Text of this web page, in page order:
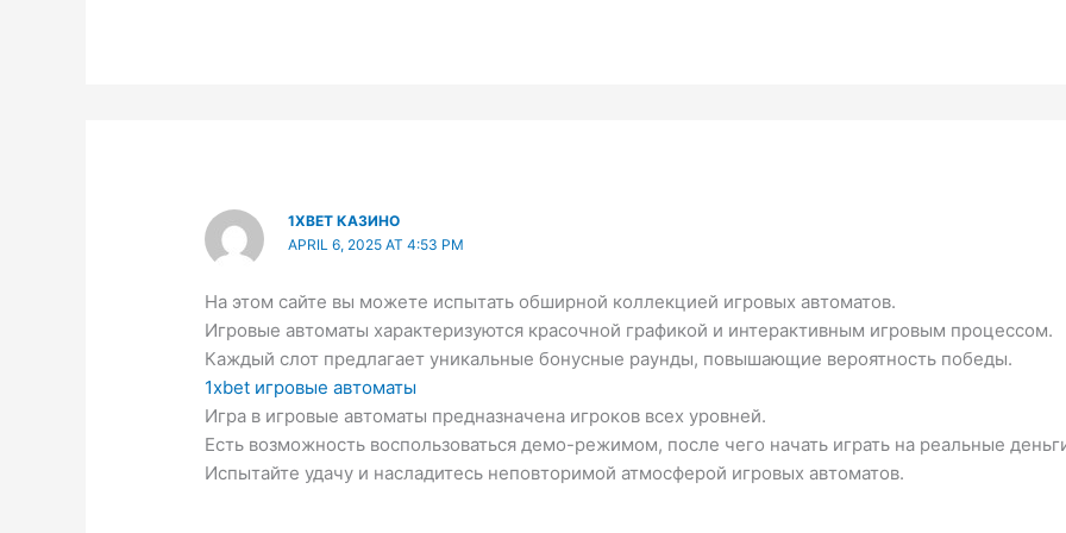
1XBET КАЗИНО
APRIL 6, 2025 AT 4:53 PM
На этом сайте вы можете испытать обширной коллекцией игровых автоматов.
Игровые автоматы характеризуются красочной графикой и интерактивным игровым процессом.
Каждый слот предлагает уникальные бонусные раунды, повышающие вероятность победы.
1xbet игровые автоматы
Игра в игровые автоматы предназначена игроков всех уровней.
Есть возможность воспользоваться демо-режимом, после чего начать играть на реальные
Испытайте удачу и насладитесь неповторимой атмосферой игровых автоматов.